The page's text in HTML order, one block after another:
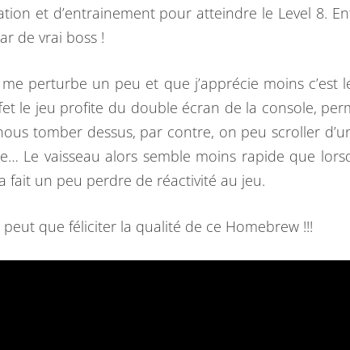
et d’entrainement pour atteindre le Level 8.
de vrai boss !
perturbe un peu et que j’apprécie moins c’est
le jeu profite du double écran de la console,
tomber dessus, par contre, on peu scroller
Le vaisseau alors semble moins rapide que
fait un peu perdre de réactivité au jeu.
que féliciter la qualité de ce Homebrew !!!